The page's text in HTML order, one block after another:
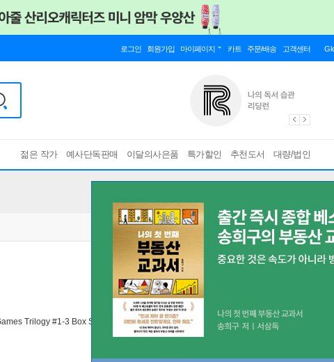
로그인 회원가입 마이페이지 카트 주문/배송 고객센터
젊은 작가 예사단독판매 이달의사은품 특가할인 추천도서 대량/법인
Trilogy #1-3 Box Set